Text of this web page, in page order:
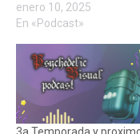
enero 10, 2025
En «Podcast»